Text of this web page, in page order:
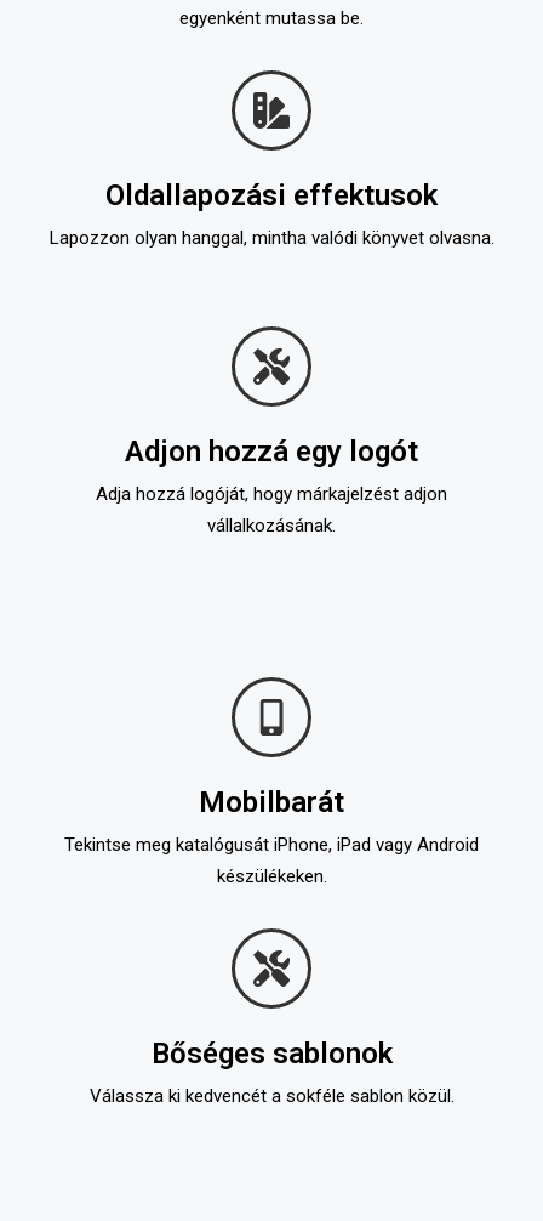
egyenként mutassa be.
Oldallapozási effektusok
Lapozzon olyan hanggal, mintha valódi könyvet olvasna.
Adjon hozzá egy logót
Adja hozzá logóját, hogy márkajelzést adjon
vállalkozásának.
Mobilbarát
Tekintse meg katalógusát iPhone, iPad vagy Android
készülékeken.
Bőséges sablonok
Válassza ki kedvencét a sokféle sablon közül.